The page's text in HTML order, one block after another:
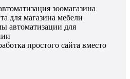
зоомагазина
для магазина мебели
автоматизации для
простого сайта вместо